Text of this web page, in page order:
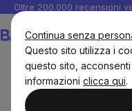
Continua senza
Questo sito utilizza i
questo sito,
informazioni clicca qui.
Salta
contenuto
Oltre 200.000 recensioni